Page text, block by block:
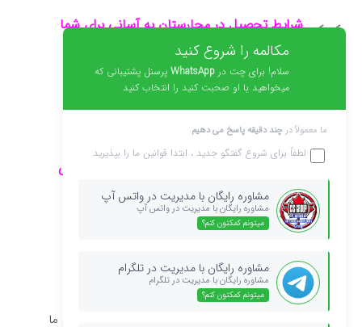
شرایط تحصیل در مجارستان به آسانی برای شما
مهیا خواهد گردید و پروسه نهایی ثبت نام
و آغاز تحصیل در دانشگاههاو کالج های
مجارستان برای شما
به زیبایی و راحتی سرشار از شور و امید شروع می
آیا نیاز به مشاوره دارید؟
با کلیک بر روی آیکون واتس آپ سئوال خود را از مشاورین ما
مکالمه را شروع کنید
سلام! برای چت در WhatsApp پرسنل پشتیبانی که
میخواهید با او صحبت کنید را انتخاب کنید
ما معمولاً در چند دقیقه پاسخ می دهیم
لطفاً برای شروع گفتگو جدید ، ابتدا قوانین ما را بپذیرید
مشاوره رایگان با مدیریت در واتس آپ
مشاوره رایگان با مدیریت در واتس آپ
میتونم کمکتون کنم؟
مشاوره رایگان با مدیریت در تلگرام
مشاوره رایگان با مدیریت در تلگرام
میتونم کمکتون کنم؟